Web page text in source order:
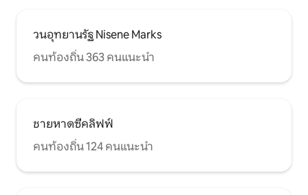
วนอุทยานรัฐ Nisene Marks
คนท้องถิ่น 363 คนแนะนำ
ชายหาดซีคลิฟฟ์
คนท้องถิ่น 124 คนแนะนำ